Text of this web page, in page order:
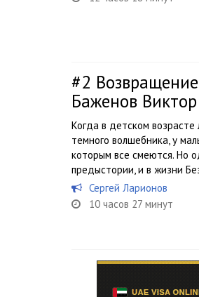
#2
Баженов Виктор
Когда в детском
темного волшебника, у
которым все смеются. Но
предыстории, и в жизни
Сергей Ларионов
10 часов 27 минут